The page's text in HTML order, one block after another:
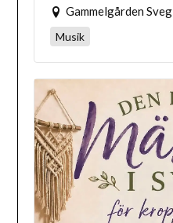
Gammelgården Sveg
Musik